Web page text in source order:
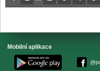
Mobilní aplikace